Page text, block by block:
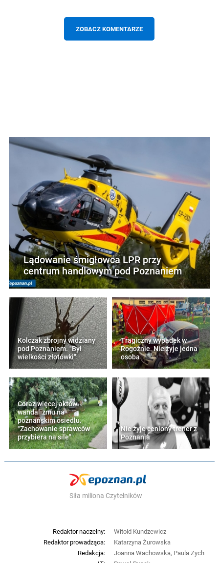
ZOBACZ KOMENTARZE
Lądowanie śmigłowca LPR przy
centrum handlowym pod Poznaniem
Kolczak zbrojny widziany
pod Poznaniem. "Był
wielkości złotówki"
Tragiczny wypadek w
Rogoźnie. Nie żyje jedna
osoba
Coraz więcej aktów
wandalizmu na
poznańskim osiedlu.
"Zachowanie sprawców
przybiera na sile"
Nie żyje ceniony trener z
Poznania
Siła miliona Czytelników
Redaktor naczelny:
Witold Kundzewicz
Redaktor prowadząca:
Katarzyna Żurowska
Redakcja:
Joanna Wachowska, Paula Zych